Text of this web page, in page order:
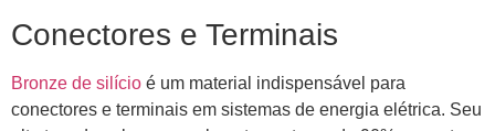
Conectores e Terminais
Bronze de silício é um material indispensável para
conectores e terminais em sistemas de energia elétrica. Seu